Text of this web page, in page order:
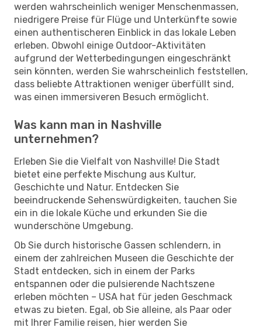
werden wahrscheinlich weniger Menschenmassen,
niedrigere Preise für Flüge und Unterkünfte sowie
einen authentischeren Einblick in das lokale Leben
erleben. Obwohl einige Outdoor-Aktivitäten
aufgrund der Wetterbedingungen eingeschränkt
sein könnten, werden Sie wahrscheinlich feststellen,
dass beliebte Attraktionen weniger überfüllt sind,
was einen immersiveren Besuch ermöglicht.
Was kann man in Nashville
unternehmen?
Erleben Sie die Vielfalt von Nashville! Die Stadt
bietet eine perfekte Mischung aus Kultur,
Geschichte und Natur. Entdecken Sie
beeindruckende Sehenswürdigkeiten, tauchen Sie
ein in die lokale Küche und erkunden Sie die
wunderschöne Umgebung.
Ob Sie durch historische Gassen schlendern, in
einem der zahlreichen Museen die Geschichte der
Stadt entdecken, sich in einem der Parks
entspannen oder die pulsierende Nachtszene
erleben möchten – USA hat für jeden Geschmack
etwas zu bieten. Egal, ob Sie alleine, als Paar oder
mit Ihrer Familie reisen, hier werden Sie